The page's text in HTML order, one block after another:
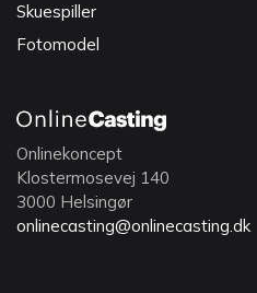
Skuespiller
Fotomodel
Onlinekoncept
Klostermosevej 140
3000 Helsingør
onlinecasting@onlinecasting.dk